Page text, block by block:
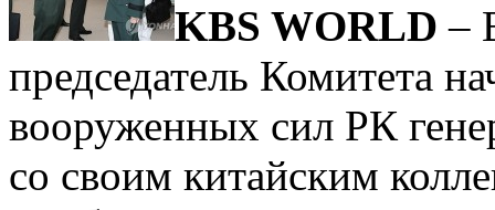
KBS WORLD –
председатель Комитета
вооруженных сил РК
со своим китайским